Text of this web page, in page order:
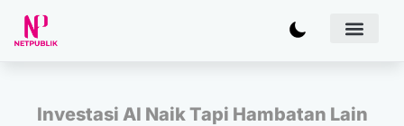
Investasi AI Naik Tapi Hambatan Lain